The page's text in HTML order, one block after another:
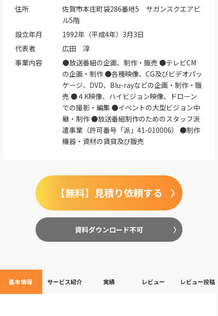
住所
佐賀市本庄町袋286番地5 サガンスクエアビ
ル5階
設立年月
1992年（平成4年）3月3日
代表者
広田 淳
事業内容
●放送番組の企画、制作・販売 ●テレビCM
の企画・制作 ●各種映像、CG及びビデオパッ
ケージ、DVD、Blu-rayなどの企画・制作・販
売 ●４K映像、ハイビジョン映像、ドローン
での撮影・編集 ●イベントの大型ビジョン中
継・制作 ●放送番組制作のためのスタッフ派
遣事業（許可番号「派」41-010006） ●制作
機器・資材の賃貸及び販売
【無料】見積り依頼する
資料ダウンロード不可
基本情報 サービス紹介 実績 レビュー レビュー投稿